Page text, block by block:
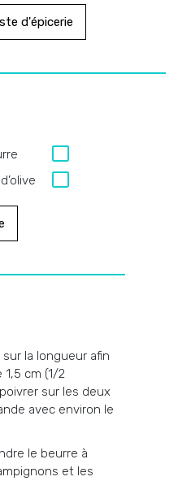
d'épicerie
la longueur afin
cm (1/2
sur les deux
avec environ le
le beurre à
et les